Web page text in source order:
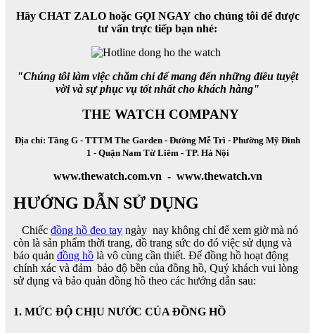
Hãy CHAT ZALO hoặc GỌI NGAY cho chúng tôi để được
tư vấn trực tiếp bạn nhé:
"Chúng tôi làm việc chăm chỉ để mang đến những điều tuyệt
vời và sự phục vụ tốt nhất cho khách hàng"
THE WATCH COMPANY
Địa chỉ: Tầng G - TTTM The Garden - Đường Mễ Trì - Phường Mỹ Đình
1 - Quận Nam Từ Liêm - TP. Hà Nội
www.thewatch.com.vn - www.thewatch.vn
HƯỚNG DẪN SỬ DỤNG
Chiếc đồng hồ đeo tay ngày nay không chỉ để xem giờ mà nó
còn là sản phẩm thời trang, đồ trang sức do đó việc sử dụng và
bảo quản đồng hồ là vô cùng cần thiết. Để đồng hồ hoạt động
chính xác và đảm bảo độ bền của đồng hồ, Quý khách vui lòng
sử dụng và bảo quản đồng hồ theo các hướng dẫn sau:
1. MỨC ĐỘ CHỊU NƯỚC CỦA ĐỒNG HỒ